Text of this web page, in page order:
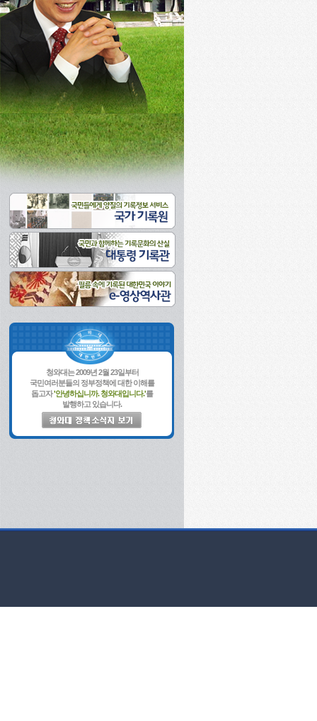
청와대는 2009년 2월 23일부터
국민여러분들의 정부정책에 대한 이해를
돕고자'안녕하십니까. 청와대입니다.'를
발행하고 있습니다.